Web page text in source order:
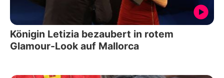
Königin Letizia bezaubert in rotem
Glamour-Look auf Mallorca